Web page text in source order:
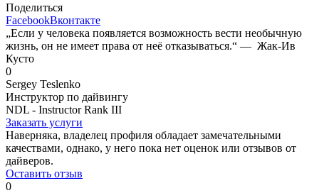
Поделиться
FacebookВконтакте
„Если у человека появляется возможность вести необычную
жизнь, он не имеет права от неё отказываться.“ — Жак-Ив
Кусто
0
Sergey Teslenko
Инструктор по дайвингу
NDL - Instructor Rank III
Заказать услуги
Наверняка, владелец профиля обладает замечательными
качествами, однако, у него пока нет оценок или отзывов от
дайверов.
Оставить отзыв
0